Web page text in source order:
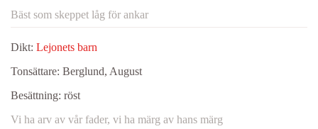
Bäst som skeppet låg för ankar
Dikt: Lejonets barn
Tonsättare: Berglund, August
Besättning: röst
Vi ha arv av vår fader, vi ha märg av hans märg